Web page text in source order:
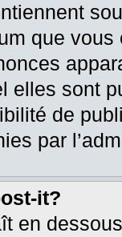
que
elles sont
de
par
it?
en